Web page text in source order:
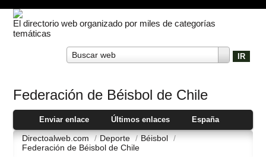
El directorio web organizado por miles de categorías
temáticas
Buscar web
Federación de Béisbol de Chile
Enviar enlace Últimos enlaces España
Directoalweb.com / Deporte / Béisbol /
Federación de Béisbol de Chile